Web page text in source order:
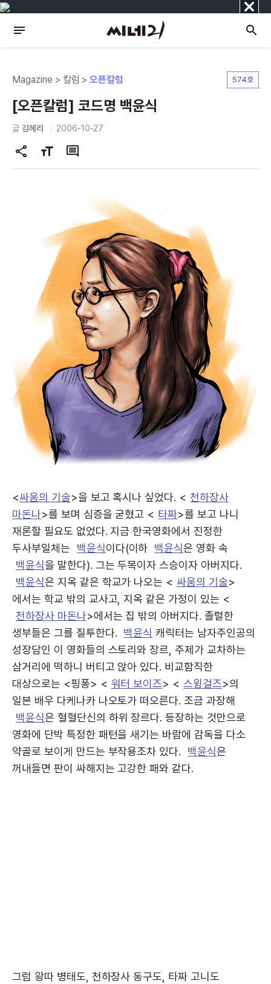
닫
기
Magazine > 칼럼 >오픈칼럼 574호
[오픈칼럼] 코드명 백윤식
글 김혜리 2006-10-27
공
유
글
자
댓
글
<싸움의 기술>을 보고 혹시나 싶었다. < 천하장사
마돈나>를 보며 심증을 굳혔고 < 타짜>를 보고 나니
재론할 필요도 없었다. 지금 한국영화에서 진정한
두사부일체는
백윤식이다(이하 백윤식은 영화 속
백윤식을 말한다). 그는 두목이자 스승이자 아버지다.
백윤식은 지옥 같은 학교가 나오는 < 싸움의 기술>
에서는 학교 밖의 교사고, 지옥 같은 가정이 있는 <
천하장사 마돈나>에서는 집 밖의 아버지다. 졸렬한
생부들은 그를 질투한다. 백윤식 캐릭터는 남자주인공의
성장담인 이 영화들의 스토리와 장르, 주제가 교차하는
삼거리에 떡하니 버티고 앉아 있다. 비교함직한
대상으로는 <핑퐁> < 워터 보이즈> < 스윙걸즈>의
일본 배우 다케나카 나오토가 떠오른다. 조금 과장해
백윤식은 혈혈단신의 하위 장르다. 등장하는 것만으로
영화에 단박 특정한 패턴을 새기는 바람에 감독을 다소
약골로 보이게 만드는 부작용조차 있다.
백윤식은
꺼내들면 판이 싸해지는 고강한 패와 같다.
그럼 왕따 병태도, 천하장사 동구도, 타짜 고니도